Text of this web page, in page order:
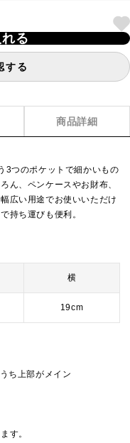
る
する
商品詳細
3つのポケットで細かいもの
ん、ペンケースやお財布、
広い用途でお使いいただけ
持ち運びも便利。
横
19cm
ち上部がメイン
す。